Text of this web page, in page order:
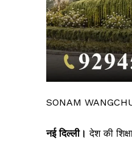
SONAM
नई दिल्ली। देश की